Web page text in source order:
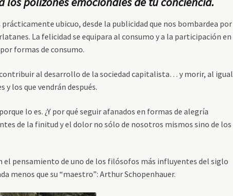
ubicuo, desde la publicidad que nos bombardea por
La felicidad se equipara al consumo y a la participación en
formas de consumo.
al desarrollo de la sociedad capitalista… y morir, al igual
y los que vendrán después.
lo es. ¿Y por qué seguir afanados en formas de alegría
de la finitud y el dolor no sólo de nosotros mismos sino de los
el pensamiento de uno de los filósofos más influyentes del siglo
menos que su “maestro”: Arthur Schopenhauer.